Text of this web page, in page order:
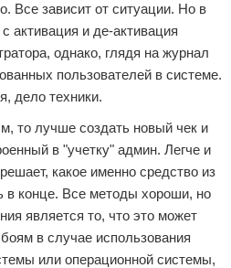
Все зависит от ситуации. Но в
активация и де-активация
однако, глядя на журнал
пользователей в системе.
дело техники.
то лучше создать новый чек и
в "учетку" админ. Легче и
какое именно средство из
в конце. Все методы хороши, но
является то, что это может
в случае использования
или операционной системы,